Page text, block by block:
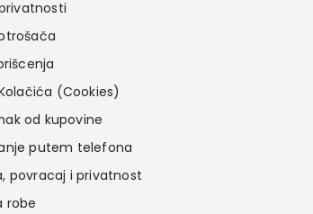
(Cookies)
od kupovine
putem telefona
povracaj i privatnost
robe